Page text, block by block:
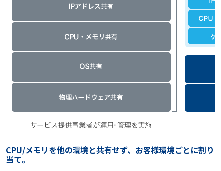
CPU/メモリを他の環境と共有せず、お客様環境ごとに割り
当て。